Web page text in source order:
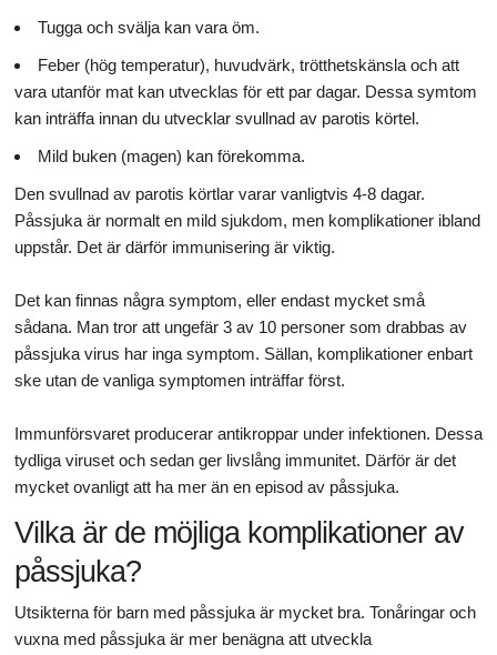
Tugga och svälja kan vara öm.
Feber (hög temperatur), huvudvärk, trötthetskänsla och att
vara utanför mat kan utvecklas för ett par dagar. Dessa symtom
kan inträffa innan du utvecklar svullnad av parotis körtel.
Mild buken (magen) kan förekomma.
Den svullnad av parotis körtlar varar vanligtvis 4-8 dagar.
Påssjuka är normalt en mild sjukdom, men komplikationer ibland
uppstår. Det är därför immunisering är viktig.
Det kan finnas några symptom, eller endast mycket små
sådana. Man tror att ungefär 3 av 10 personer som drabbas av
påssjuka virus har inga symptom. Sällan, komplikationer enbart
ske utan de vanliga symptomen inträffar först.
Immunförsvaret producerar antikroppar under infektionen. Dessa
tydliga viruset och sedan ger livslång immunitet. Därför är det
mycket ovanligt att ha mer än en episod av påssjuka.
Vilka är de möjliga komplikationer av
påssjuka?
Utsikterna för barn med påssjuka är mycket bra. Tonåringar och
vuxna med påssjuka är mer benägna att utveckla